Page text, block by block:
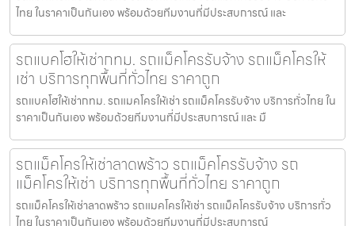
ไทย ในราคาเป็นกันเอง พร้อมด้วยทีมงานที่มีประสบการณ์ และ
รถแบคโฮให้เช่ากทม. รถแม็คโครรับจ้าง รถแม็คโครให้
เช่า บริการทุกพื้นที่ทั่วไทย ราคาถูก
รถแบคโฮให้เช่ากทม. รถแมคโครให้เช่า รถแม็คโครรับจ้าง บริการทั่วไทย ใน
ราคาเป็นกันเอง พร้อมด้วยทีมงานที่มีประสบการณ์ และ มื
รถแม็คโครให้เช่าลาดพร้าว รถแม็คโครรับจ้าง รถ
แม็คโครให้เช่า บริการทุกพื้นที่ทั่วไทย ราคาถูก
รถแม็คโครให้เช่าลาดพร้าว รถแมคโครให้เช่า รถแม็คโครรับจ้าง บริการทั่ว
ไทย ในราคาเป็นกันเอง พร้อมด้วยทีมงานที่มีประสบการณ์